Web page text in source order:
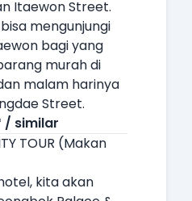
Itaewon Street.
mengunjungi
bagi yang
murah di
malam harinya
Street.
/ similar
TOUR (Makan
kita akan